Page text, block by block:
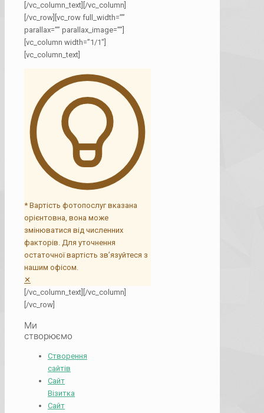
[/vc_column_text][/vc_column]
[/vc_row][vc_row full_width=””
parallax=”” parallax_image=””]
[vc_column width=”1/1″]
[vc_column_text]
* Вартість фотопослуг вказана
орієнтовна, вона може
змінюватися від численних
факторів. Для уточнення
остаточної вартість зв’язуйтеся з
нашим офісом.
✕
[/vc_column_text][/vc_column]
[/vc_row]
Ми
створюємо
Створення
сайтів
Сайт
Візитка
Сайт